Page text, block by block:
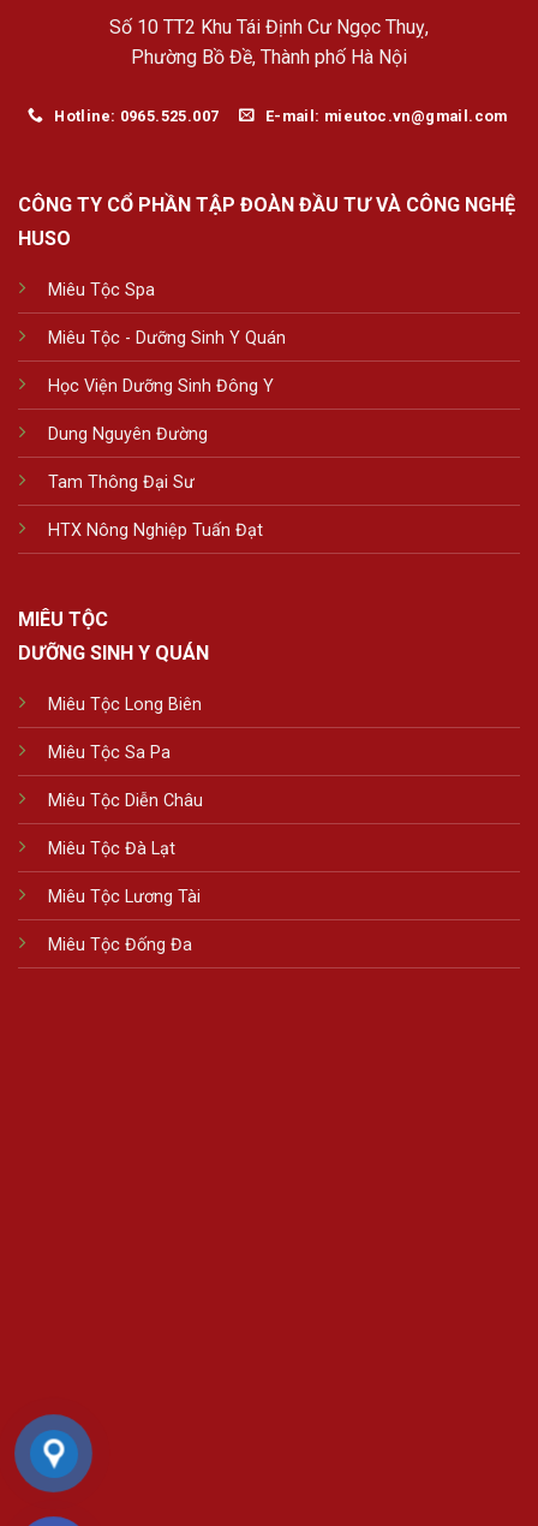
Số 10 TT2 Khu Tái Định Cư Ngọc Thuỵ,
Phường Bồ Đề, Thành phố Hà Nội
Hotline: 0965.525.007 E-mail: mieutoc.vn@gmail.com
CÔNG TY CỔ PHẦN TẬP ĐOÀN ĐẦU TƯ VÀ CÔNG NGHỆ
HUSO
Miêu Tộc Spa
Miêu Tộc - Dưỡng Sinh Y Quán
Học Viện Dưỡng Sinh Đông Y
Dung Nguyên Đường
Tam Thông Đại Sư
HTX Nông Nghiệp Tuấn Đạt
MIÊU TỘC
DƯỠNG SINH Y QUÁN
Miêu Tộc Long Biên
Miêu Tộc Sa Pa
Miêu Tộc Diễn Châu
Miêu Tộc Đà Lạt
Miêu Tộc Lương Tài
Miêu Tộc Đống Đa